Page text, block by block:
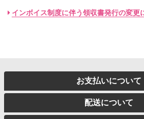
インボイス制度に伴う領収書発行の変更
お支払いについて
配送について